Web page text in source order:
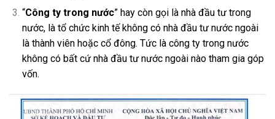
“Công ty trong nước” hay còn gọi là nhà đầu tư trong
nước, là tổ chức kinh tế không có nhà đầu tư nước ngoài
là thành viên hoặc cổ đông. Tức là công ty trong nước
không có bất cứ nhà đầu tư nước ngoài nào tham gia góp
vốn.